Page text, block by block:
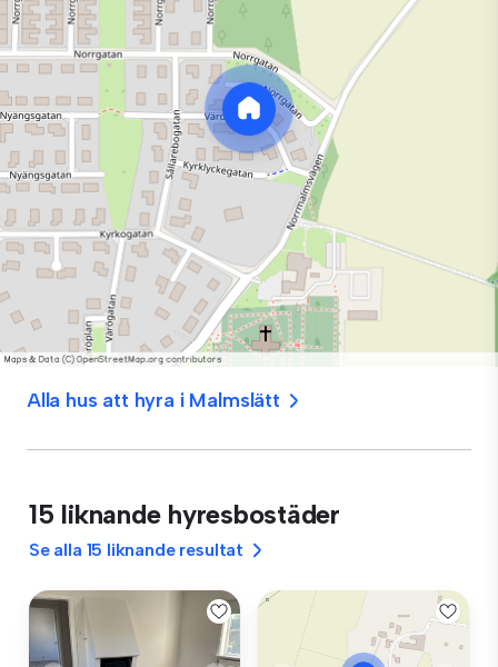
Alla hus att hyra i Malmslätt
15 liknande hyresbostäder
Se alla 15 liknande resultat